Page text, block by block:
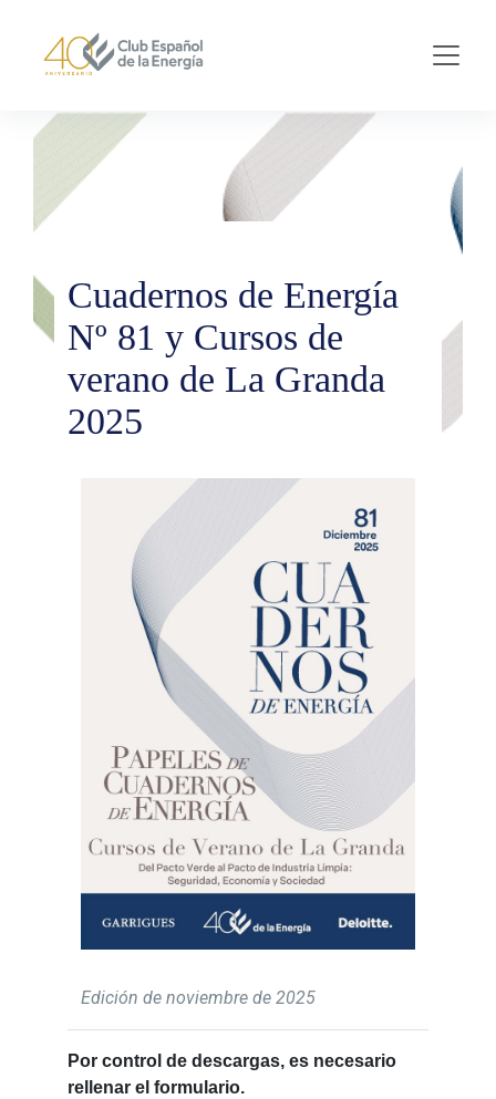
Cuadernos de Energía
Nº 81 y Cursos de
verano de La Granda
2025
Edición de noviembre de 2025
Por control de descargas, es necesario
rellenar el formulario.